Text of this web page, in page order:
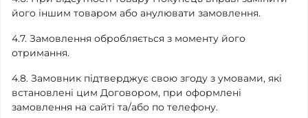
його іншим товаром або анулювати замовлення.
4.7. Замовлення обробляється з моменту його
отримання.
4.8. Замовник підтверджує свою згоду з умовами, які
встановлені цим Договором, при оформлені
замовлення на сайті та/або по телефону.